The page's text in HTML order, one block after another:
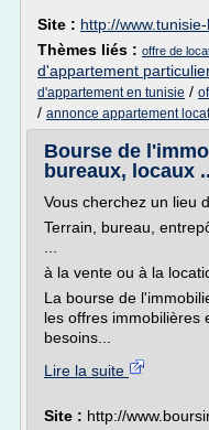
Site : http://
Thèmes liés : offre de
d'appartement
d'appartement en tunisie /
/ annonce appartement
Bourse de
bureaux, locaux
Vous cherchez un lieu
Terrain, bureau,
à la vente ou à la
La bourse de
les offres immobilières
besoins...
Lire la suite
Site : http://